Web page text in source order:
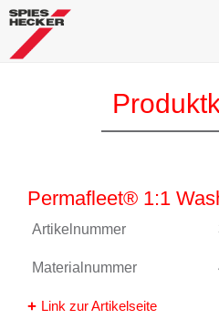
Permafleet® 1:1
Artikelnummer
Materialnummer
Link zur Artikelseite